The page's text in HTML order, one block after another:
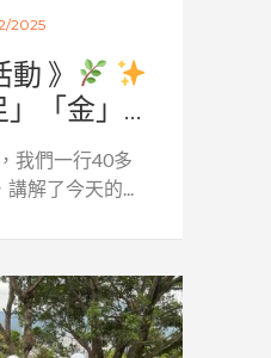
2025
動 》
」「金」...
我們一行40多
講解了今天的...